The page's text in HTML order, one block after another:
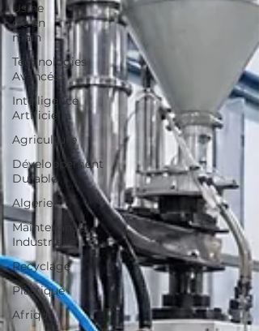
Usine
clé en
main
Technologies
Avancées
Intelligence
Artificielle
Agriculture
Développement
Durable
Algérie
Maintenance
Industrielle
Recyclage
Plastique
Afrique